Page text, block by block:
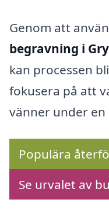
Genom att
begravning i
kan processen
fokusera på att
vänner under en
Populära
Se urvalet av